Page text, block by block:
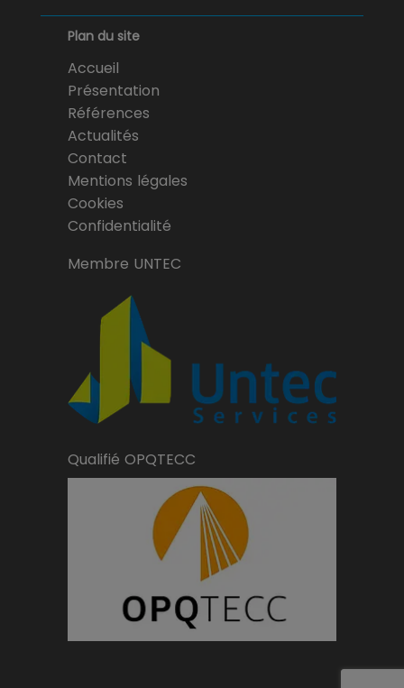
Plan du site
Accueil
Présentation
Références
Actualités
Contact
Mentions légales
Cookies
Confidentialité
Membre UNTEC
Qualifié OPQTECC